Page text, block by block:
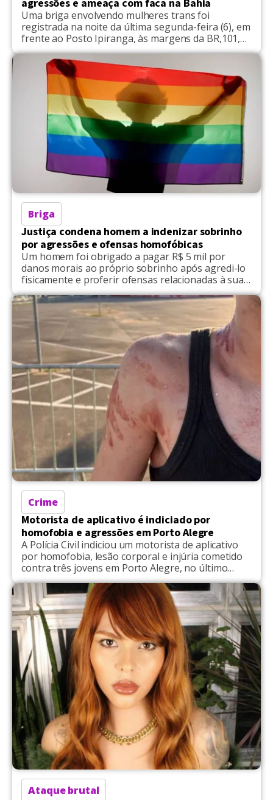
agressões e ameaça com faca na Bahia
Uma briga envolvendo mulheres trans foi
registrada na noite da última segunda-feira (6), em
frente ao Posto Ipiranga, às margens da BR,101,
em Teixeira de Freitas, na Bahia. Segundo
informações apuradas por portais locais, a
confusão começou após uma discussão e
rapidamente evoluiu para agressões físicas. Os
vídeos que circulam mostram o momento das
agressões, […]
Briga
Justiça condena homem a indenizar sobrinho
por agressões e ofensas homofóbicas
Um homem foi obrigado a pagar R$ 5 mil por
danos morais ao próprio sobrinho após agredi-lo
fisicamente e proferir ofensas relacionadas à sua
orientação sexual. O caso de violência familiar foi
concluído sob decisão do 6º Juizado Especial Cível
de Brasília, ligado ao Tribunal de Justiça do Distrito
Federal e dos Territórios (TJDFT). De […]
Crime
Motorista de aplicativo é indiciado por
homofobia e agressões em Porto Alegre
A Polícia Civil indiciou um motorista de aplicativo
por homofobia, lesão corporal e injúria cometido
contra três jovens em Porto Alegre, no último
sábado (24), após um evento que celebrava um
tradicional bloco de Carnaval. A conclusão do
inquérito foi divulgada nesta sexta-feira (30), pela
Delegacia de Polícia de Combate à Intolerância
(DPCI). O homem, […]
Ataque brutal